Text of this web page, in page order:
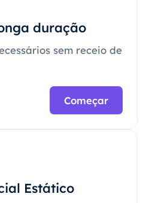
duração
sem receio de
Começar
Estático